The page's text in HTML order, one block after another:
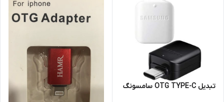
تبدیل OTG TYPE-C سامسونگ